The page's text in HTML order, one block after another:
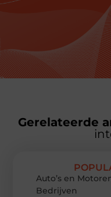
Gerelateerde
Auto’s en
Bedrijven